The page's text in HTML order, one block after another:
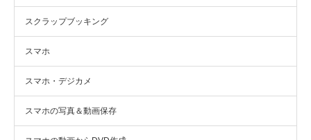
スクラップブッキング
スマホ
スマホ・デジカメ
スマホの写真＆動画保存